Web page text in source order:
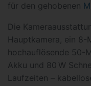
für den gehobenen
Die
Hauptkamera, ein
hochauflösende 50-
Akku und 80 W
Laufzeiten –